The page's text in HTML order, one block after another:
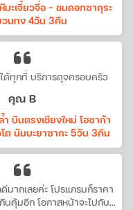
มะเจี้ยวจื่อ - ชมดอกซากุระ
วนทง 4วัน 3คืน
ด้ทุกที่ บริการดุจครอบครัว
คุณ B
บินตรงเชียงใหม่ โอซาก้า
โต นัมบะยาซากะ 5วัน 3คืน
ากเลยค่ะ โปรแกรมก็ราคา
นคุ้มอีก โอกาสหน้าจะไปกับ